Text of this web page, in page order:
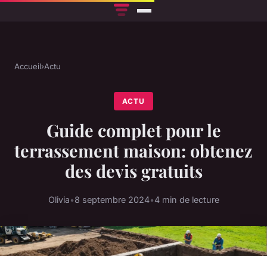
Accueil›Actu
ACTU
Guide complet pour le
terrassement maison: obtenez
des devis gratuits
Olivia•8 septembre 2024•4 min de lecture